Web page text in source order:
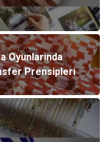
Oyunlarında
Prensipleri